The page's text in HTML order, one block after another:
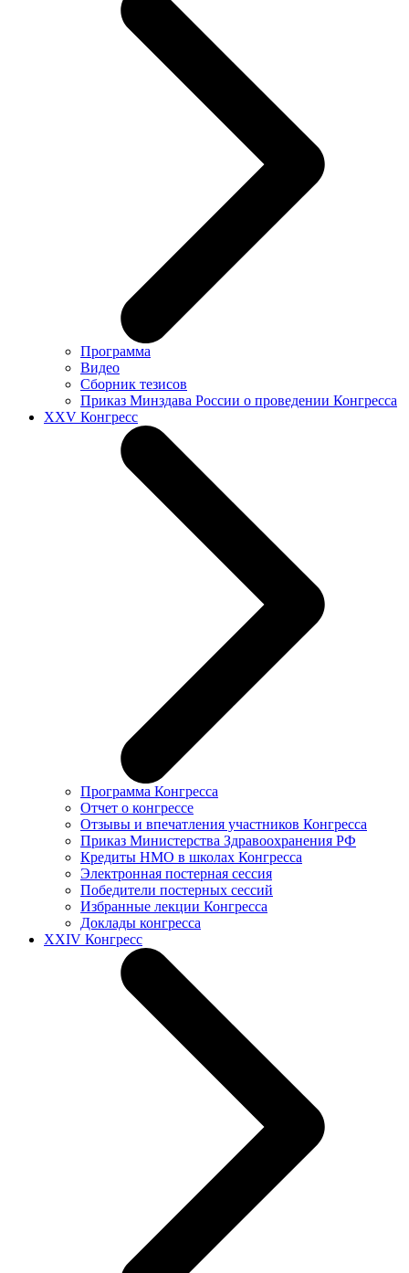
Программа
Видео
Сборник тезисов
Приказ Минздава России о проведении Конгресса
XXV Конгресс
Программа Конгресса
Отчет о конгрессе
Отзывы и впечатления участников Конгресса
Приказ Министерства Здравоохранения РФ
Кредиты НМО в школах Конгресса
Электронная постерная сессия
Победители постерных сессий
Избранные лекции Конгресса
Доклады конгресса
XXIV Конгресс